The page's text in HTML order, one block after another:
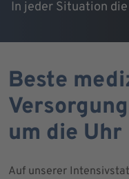
In jeder Situation
Beste
um die Uhr
Auf unserer